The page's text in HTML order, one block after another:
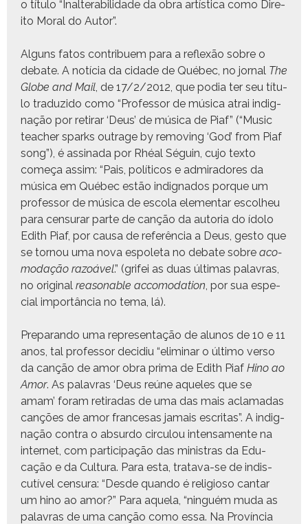
o títu­lo “Inal­ter­abil­i­dade da obra artís­ti­ca como Dire­
ito Moral do Autor”.
Alguns fatos con­tribuem para a reflexão sobre o
debate. A notí­cia da cidade de Québec, no jor­nal The
Globe and Mail , de 17/2/2012, que podia ter seu títu­
lo traduzi­do como “Pro­fes­sor de músi­ca atrai indig­
nação por reti­rar ‘Deus’ de músi­ca de Piaf” (“Music
teacher sparks out­rage by remov­ing ‘God’ from Piaf
song”), é assi­na­da por Rhéal Séguin, cujo tex­to
começa assim: “Pais, políti­cos e admi­radores da
músi­ca em Québec estão indig­na­dos porque um
pro­fes­sor de músi­ca de esco­la ele­men­tar escol­heu
para cen­surar parte de canção da auto­ria do ído­lo
Edith Piaf, por causa de refer­ên­cia a Deus, gesto que
se tornou uma nova espo­le­ta no debate sobre aco­
modação razoáv­el.” (grifei as duas últi­mas palavras,
no orig­i­nal rea­son­able acco­mo­da­tion , por sua espe­
cial importân­cia no tema, lá).
Preparan­do uma rep­re­sen­tação de alunos de 10 e 11
anos, tal pro­fes­sor decid­iu “elim­i­nar o últi­mo ver­so
da canção de amor obra pri­ma de Edith Piaf Hino ao
Amor. As palavras ‘Deus reúne aque­les que se
amam’ foram reti­radas de uma das mais acla­madas
canções de amor france­sas jamais escritas”. A indig­
nação con­tra o absur­do cir­cu­lou inten­sa­mente na
inter­net, com par­tic­i­pação das min­is­tras da Edu­
cação e da Cul­tura. Para esta, trata­va-se de indis­
cutív­el cen­sura: “Des­de quan­do é reli­gioso can­tar
um hino ao amor?” Para aque­la, “ninguém muda as
palavras de uma canção como essa. Na Provín­cia